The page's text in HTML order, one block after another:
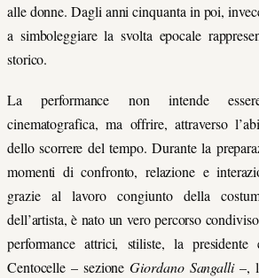
alle donne. Dagli anni cinquanta in poi,
a simboleggiare la svolta epocale
storico.
La performance non intende
cinematografica, ma offrire, attraverso
dello scorrere del tempo. Durante la
momenti di confronto, relazione e
grazie al lavoro congiunto della
dell’artista, è nato un vero percorso
performance attrici, stiliste, la
Centocelle – sezioneGiordano Sangalli –,